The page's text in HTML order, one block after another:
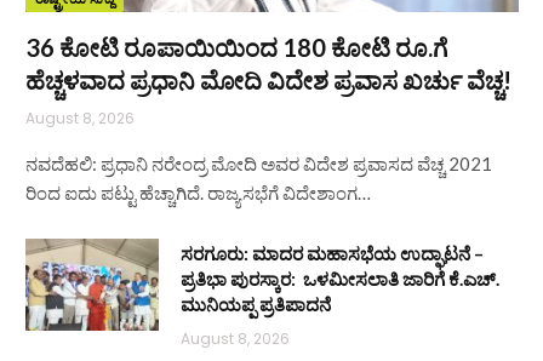
36 ಕೋಟಿ ರೂಪಾಯಿಯಿಂದ 180 ಕೋಟಿ ರೂ.ಗೆ
ಹೆಚ್ಚಳವಾದ ಪ್ರಧಾನಿ ಮೋದಿ ವಿದೇಶ ಪ್ರವಾಸ ಖರ್ಚು ವೆಚ್ಚ!
August 8, 2026
ನವದೆಹಲಿ: ಪ್ರಧಾನಿ ನರೇಂದ್ರ ಮೋದಿ ಅವರ ವಿದೇಶ ಪ್ರವಾಸದ ವೆಚ್ಚ 2021
ರಿಂದ ಐದು ಪಟ್ಟು ಹೆಚ್ಚಾಗಿದೆ. ರಾಜ್ಯಸಭೆಗೆ ವಿದೇಶಾಂಗ…
ಸರಗೂರು: ಮಾದರ ಮಹಾಸಭೆಯ ಉದ್ಘಾಟನೆ –
ಪ್ರತಿಭಾ ಪುರಸ್ಕಾರ: ಒಳಮೀಸಲಾತಿ ಜಾರಿಗೆ ಕೆ.ಎಚ್.
ಮುನಿಯಪ್ಪ ಪ್ರತಿಪಾದನೆ
August 8, 2026